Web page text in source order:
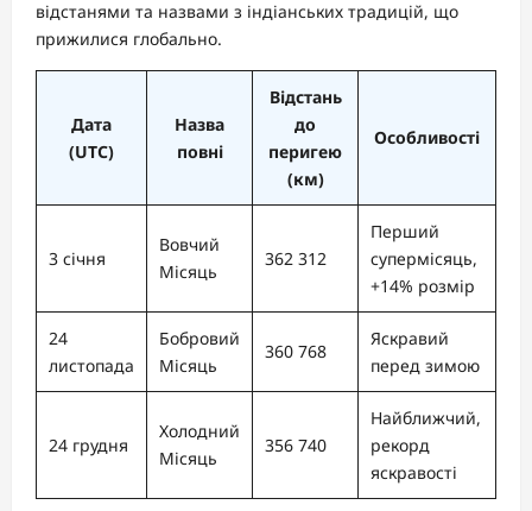
відстанями та назвами з індіанських традицій, що
прижилися глобально.
Дата
(UTC)
Назва
повні
Відстань
до
перигею
(км)
Особливості
3 січня
Вовчий
Місяць
362 312
Перший
супермісяць,
+14% розмір
24
листопада
Бобровий
Місяць
360 768
Яскравий
перед зимою
24 грудня
Холодний
Місяць
356 740
Найближчий,
рекорд
яскравості